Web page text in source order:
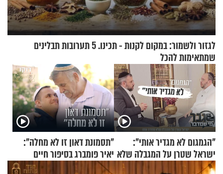
לגזור ולשמור: במקום לקנות - תכינו. 5 תערובות תבלינים
שמתאימות להכל
"הגמגום לא מגדיר אותי":
ישראל שטרן על המגבלה שלא
עוצרת אותו
"תסמונת דאון זו לא מחלה":
יאיר פומברג בסיפור חיים
מעורר השראה